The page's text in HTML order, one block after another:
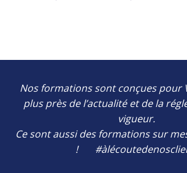
Nos formations sont conçues pour
plus près de l’actualité et de la
vigueur.
Ce sont aussi des formations sur
!